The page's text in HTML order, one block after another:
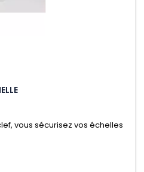
vous sécurisez vos échelles
le vol que pendant le
paire.